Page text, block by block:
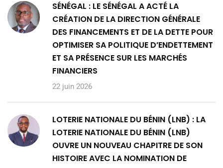
SÉNÉGAL : LE SÉNÉGAL A ACTÉ LA
CRÉATION DE LA DIRECTION GÉNÉRALE
DES FINANCEMENTS ET DE LA DETTE POUR
OPTIMISER SA POLITIQUE D’ENDETTEMENT
ET SA PRÉSENCE SUR LES MARCHÉS
FINANCIERS
22 juin 2026
LOTERIE NATIONALE DU BÉNIN (LNB) : LA
LOTERIE NATIONALE DU BÉNIN (LNB)
OUVRE UN NOUVEAU CHAPITRE DE SON
HISTOIRE AVEC LA NOMINATION DE